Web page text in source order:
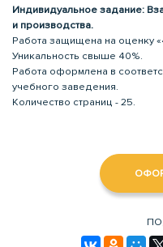
Индивидуальное задание:
и производства.
Работа защищена на оценку
Уникальность свыше 40%.
Работа оформлена в
учебного заведения.
Количество страниц - 25.